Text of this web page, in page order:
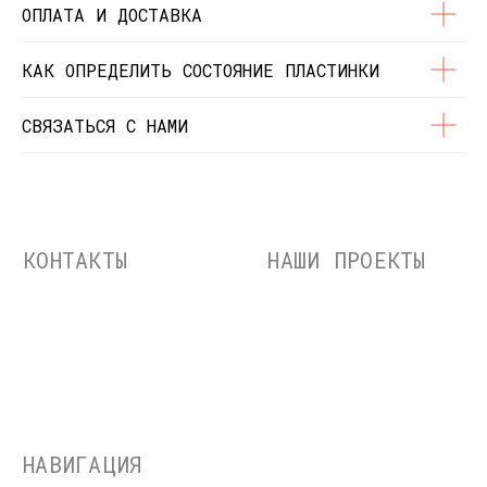
ОПЛАТА И ДОСТАВКА
КАК ОПРЕДЕЛИТЬ СОСТОЯНИЕ ПЛАСТИНКИ
СВЯЗАТЬСЯ С НАМИ
ИП Чиркова Ольга Святославовна, ОГРНИП: